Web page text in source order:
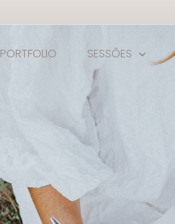
PORTFOLIO SESSÕES